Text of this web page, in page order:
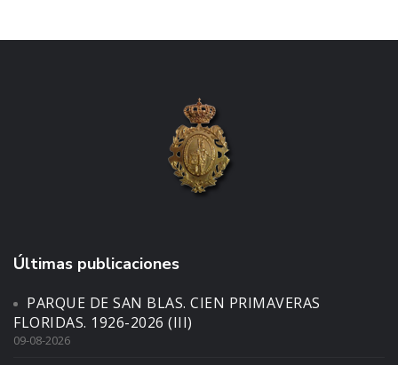
Últimas publicaciones
PARQUE DE SAN BLAS. CIEN PRIMAVERAS
FLORIDAS. 1926-2026 (III)
09-08-2026